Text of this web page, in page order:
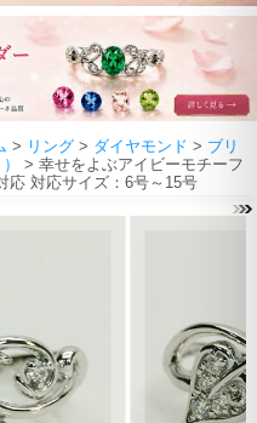
> リング > ダイヤモンド > ブリ
> 幸せをよぶアイビーモチーフ
応 対応サイズ：6号～15号